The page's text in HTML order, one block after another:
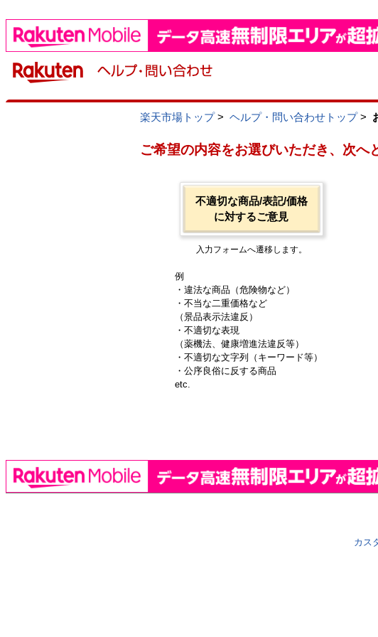
楽天市場トップ> ヘルプ・問い合わせトップ>
ご希望の内容をお選びいただき、次へ
不適切な商品/表記/価格
に対するご意見
入力フォームへ遷移します。
例
・違法な商品（危険物など）
・不当な二重価格など
（景品表示法違反）
・不適切な表現
（薬機法、健康増進法違反等）
・不適切な文字列（キーワード等）
・公序良俗に反する商品
etc.
カス